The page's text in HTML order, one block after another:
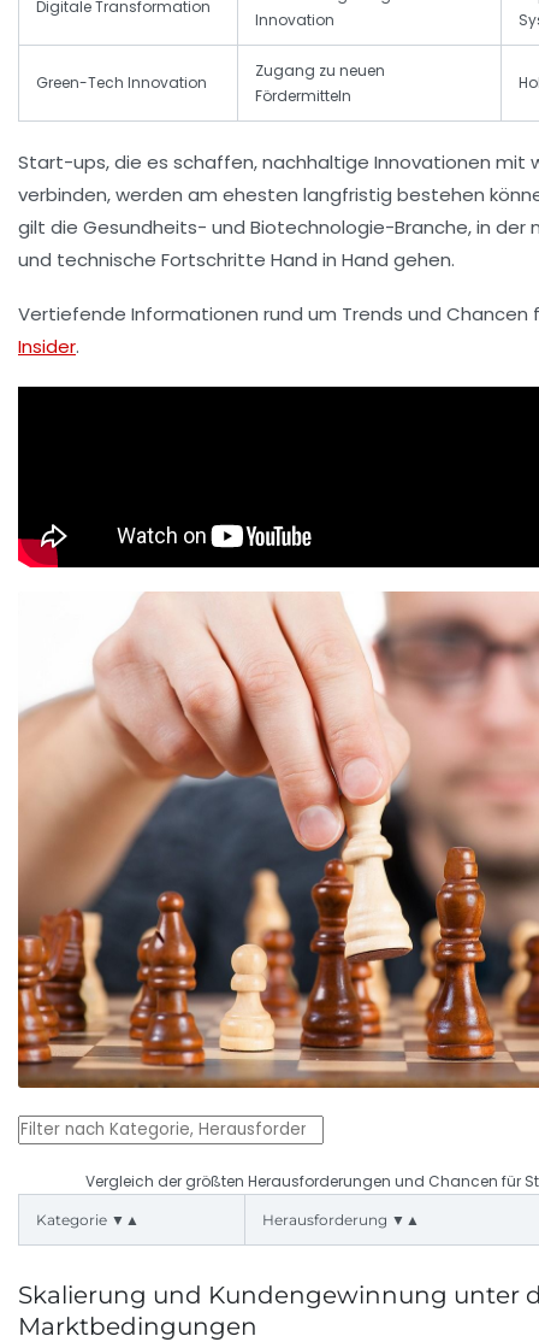
Digitale Transformation
Innovation
Green-Tech Innovation
Zugang zu neuen
Fördermitteln
Start-ups, die es schaffen, nachhaltige Innovationen mit
verbinden, werden am ehesten langfristig bestehen
gilt die Gesundheits- und Biotechnologie-Branche, in der
und technische Fortschritte Hand in Hand gehen.
Vertiefende Informationen rund um Trends und Chancen
Insider.
Vergleich der größten Herausforderungen und Chancen für
Kategorie ▼▲ Herausforderung ▼▲
Skalierung und Kundengewinnung unter
Marktbedingungen